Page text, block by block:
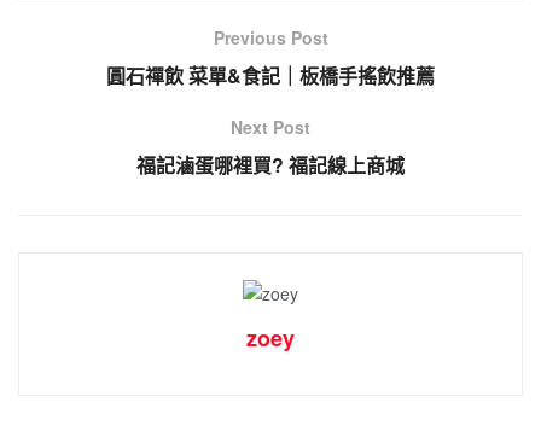
Previous Post
圓石禪飲 菜單&食記｜板橋手搖飲推薦
Next Post
福記滷蛋哪裡買? 福記線上商城
zoey